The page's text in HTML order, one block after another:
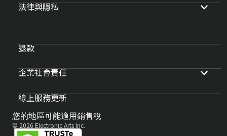
法律與隱私
退款
企業社會責任
線上服務更新
您的地區可能適用銷售稅
© 2026 Electronic Arts Inc.